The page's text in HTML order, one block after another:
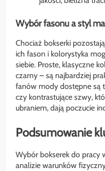
Wybór fasonu a styl
Chociaż bokserki
ich fason i kolorystyka
siebie. Proste, klasyczne
czarny – są najbardziej
fanów mody dostępne są
czy kontrastujące szwy,
ubraniem, dają poczucie
Podsumowanie
Wybór bokserek do pracy
analizie warunków